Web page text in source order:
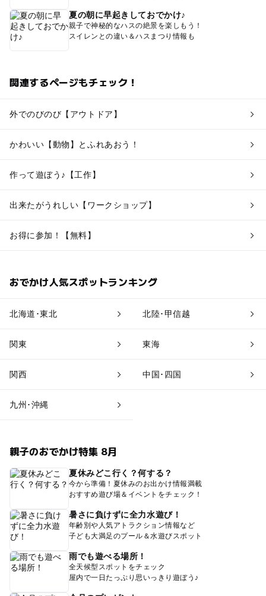
夏の朝に早起きしておでかけ♪
親子で神秘的なハスの絶景を楽しもう！
スイレンとの違い＆ハスまつり情報も
関連するページもチェック！
外でのびのび【アウトドア】
かわいい【動物】とふれあおう！
作って遊ぼう♪【工作】
出来たがうれしい【ワークショップ】
お得に参加！【無料】
おでかけ人気スポットランキング
北海道･東北 北陸･甲信越
関東 東海
関西 中国･四国
九州･沖縄
親子のおでかけ特集 8月
夏休みどこ行く？何する？
今から準備！夏休みのお出かけ情報満載
おすすめ遊び場＆イベントをチェック！
暑さに負けずに全力水遊び！
年齢別や人気アトラクション情報など
子ども大満足のプール＆水遊びスポット
雨でも遊べる場所！
全天候型スポットをチェック
屋内で一日たっぷり思いっきり遊ぼう♪